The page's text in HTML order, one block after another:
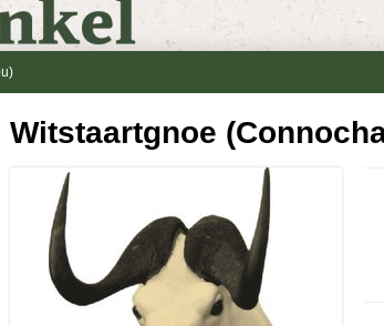
Witstaartgnoe